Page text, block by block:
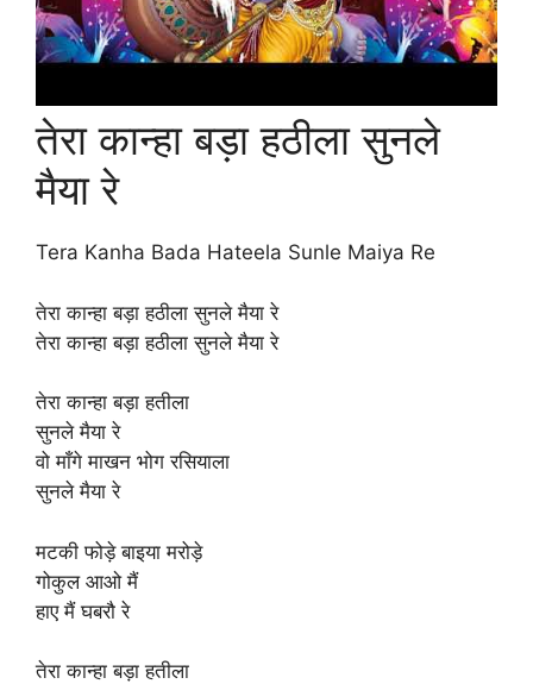
तेरा कान्हा बड़ा हठीला सुनले
मैया रे
Tera Kanha Bada Hateela Sunle Maiya Re
तेरा कान्हा बड़ा हठीला सुनले मैया रे
तेरा कान्हा बड़ा हठीला सुनले मैया रे
तेरा कान्हा बड़ा हतीला
सुनले मैया रे
वो माँगे माखन भोग रसियाला
सुनले मैया रे
मटकी फोड़े बाइया मरोड़े
गोकुल आओ मैं
हाए मैं घबरौ रे
तेरा कान्हा बड़ा हतीला